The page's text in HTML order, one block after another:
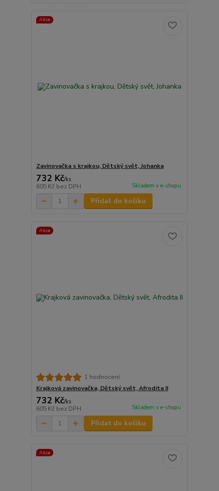
Akce
Zavinovačka s krajkou, Dětský svět, Johanka
732 Kč/ks
605 Kč bez DPH Skladem v e-shopu
Přidat do košíku
Akce
1 hodnocení
Krajková zavinovačka, Dětský svět, Afrodita II
732 Kč/ks
605 Kč bez DPH Skladem v e-shopu
Přidat do košíku
Akce